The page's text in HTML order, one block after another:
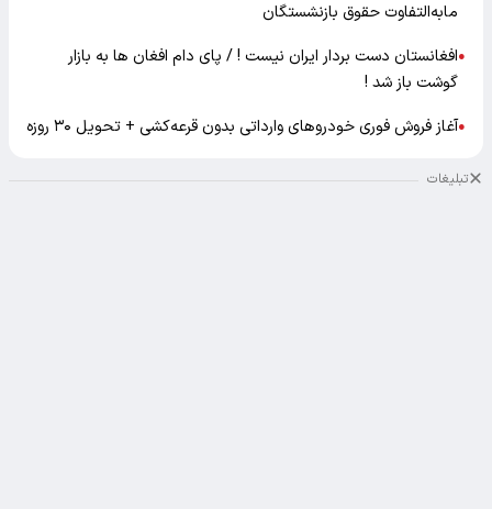
مابه‌التفاوت حقوق بازنشستگان
●افغانستان دست بردار ایران نیست ! / پای دام افغان ها به بازار
گوشت باز شد !
●آغاز فروش فوری خودروهای وارداتی بدون قرعه‌کشی + تحویل ۳۰ روزه
تبلیغات